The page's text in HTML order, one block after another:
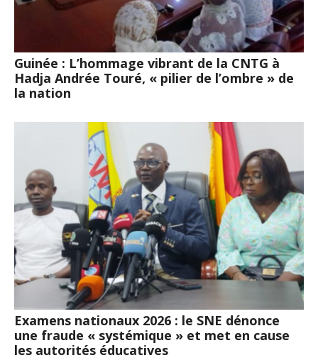
Guinée : L’hommage vibrant de la CNTG à
Hadja Andrée Touré, « pilier de l’ombre » de
la nation
Examens nationaux 2026 : le SNE dénonce
une fraude « systémique » et met en cause
les autorités éducatives